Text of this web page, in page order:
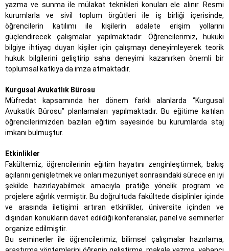
yazma ve sunma ile mülakat teknikleri konuları ele alınır. Resmi
kurumlarla ve sivil toplum örgütleri ile iş birliği içerisinde,
öğrencilerin katılımı ile kişilerin adalete erişim yollarını
güçlendirecek çalışmalar yapılmaktadır. Öğrencilerimiz, hukuki
bilgiye ihtiyaç duyan kişiler için çalışmayı deneyimleyerek teorik
hukuk bilgilerini geliştirip saha deneyimi kazanırken önemli bir
toplumsal katkıya da imza atmaktadır.
Kurgusal Avukatlık Bürosu
Müfredat kapsamında her dönem farklı alanlarda ‘’Kurgusal
Avukatlık Bürosu’’ planlamaları yapılmaktadır. Bu eğitime katılan
öğrencilerimizden bazıları eğitim sayesinde bu kurumlarda staj
imkanı bulmuştur.
Etkinlikler
Fakültemiz, öğrencilerinin eğitim hayatını zenginleştirmek, bakış
açılarını genişletmek ve onları mezuniyet sonrasındaki sürece en iyi
şekilde hazırlayabilmek amacıyla pratiğe yönelik program ve
projelere ağırlık vermiştir. Bu doğrultuda fakültede disiplinler içinde
ve arasında iletişimi artıran etkinlikler, üniversite içinden ve
dışından konukların davet edildiği konferanslar, panel ve seminerler
organize edilmiştir.
Bu seminerler ile öğrencilerimiz, bilimsel çalışmalar hazırlama,